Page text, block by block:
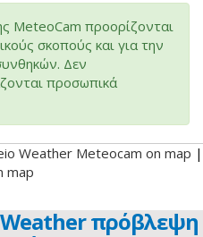
MeteoCam προορίζονται
σκοπούς και για την
Δεν
προσωπικά
Weather Meteocam on map |
map
πρόβλεψη